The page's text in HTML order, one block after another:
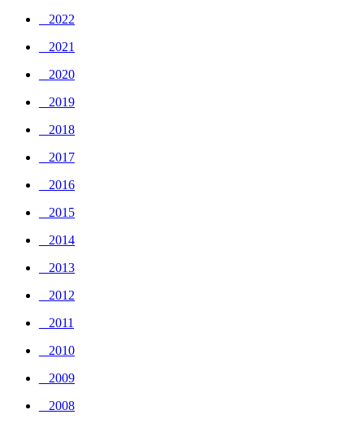
_ 2022
_ 2021
_ 2020
_ 2019
_ 2018
_ 2017
_ 2016
_ 2015
_ 2014
_ 2013
_ 2012
_ 2011
_ 2010
_ 2009
_ 2008